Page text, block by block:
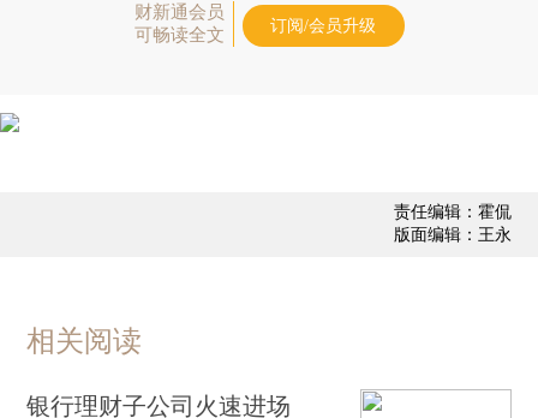
财新通会员
可畅读全文
订阅/会员升级
责任编辑：霍侃
版面编辑：王永
相关阅读
银行理财子公司火速进场